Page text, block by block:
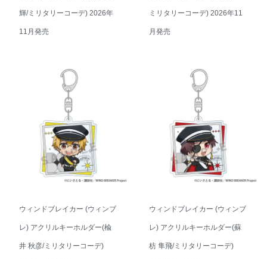
輝/ミリタリーコーデ) 2026年
11月発売
ミリタリーコーデ) 2026年11
月発売
ウィンドブレイカー (ウィンブ
レ) アクリルキーホルダー(楡
井 秋彦/ミリタリーコーデ)
ウィンドブレイカー (ウィンブ
レ) アクリルキーホルダー(蘇
枋 隼飛/ミリタリーコーデ)